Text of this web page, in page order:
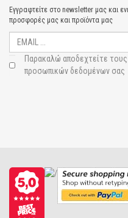
Εγγραφτείτε στο newsletter μας και
προσφορές μας και προϊόντα μας
Παρακαλώ αποδεχτείτε τους
προσωπικών δεδομένων σας